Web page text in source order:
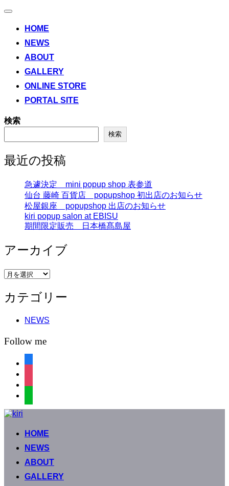
ナ
HOME
NEWS
ABOUT
GALLERY
ONLINE STORE
PORTAL SITE
検索
検索
最近の投稿
急遽決定 mini popup shop 表参道
仙台 藤崎 百貨店 popupshop 初出店のお知らせ
松屋銀座 popupshop 出店のお知らせ
kiri popup salon at EBISU
期間限定販売 日本橋髙島屋
アーカイブ
ア
カ
イ
カテゴリー
NEWS
Follow me
コ
HOME
NEWS
ABOUT
GALLERY